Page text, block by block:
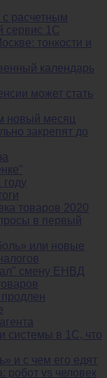
с расчетным
сервис 1С
тонкости и
календарь
может стать
новый месяц
закрепят до
товаров 2020
в первый
или новые
смену ЕНВД
системы в 1С, что
и с чем его едят
робот vs человек